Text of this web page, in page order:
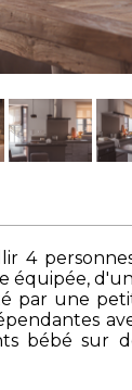
4
équipée,
par une
bébé sur